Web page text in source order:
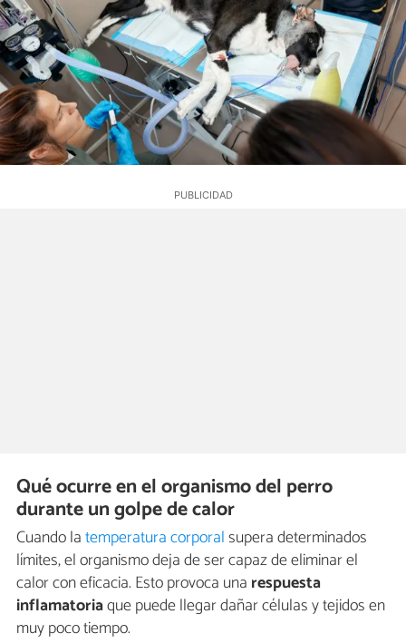
Qué ocurre en el organismo del perro
durante un golpe de calor
Cuando latemperatura corporalsupera determinados
límites, el organismo deja de ser capaz de eliminar el
calor con eficacia. Esto provoca una respuesta
inflamatoriaque puede llegar dañar células y tejidos en
muy poco tiempo.